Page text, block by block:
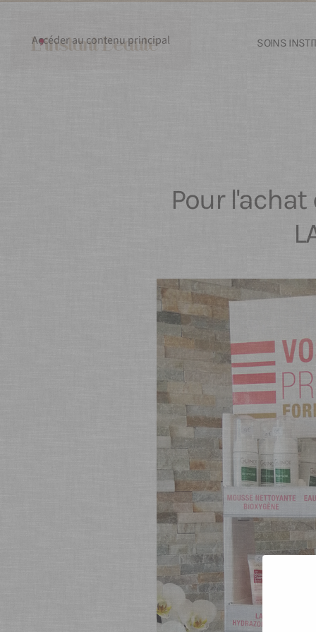
Accéder au contenu principal SOINS
Pour